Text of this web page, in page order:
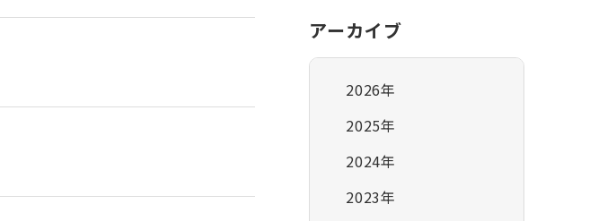
アーカイブ
2026年
2025年
2024年
2023年